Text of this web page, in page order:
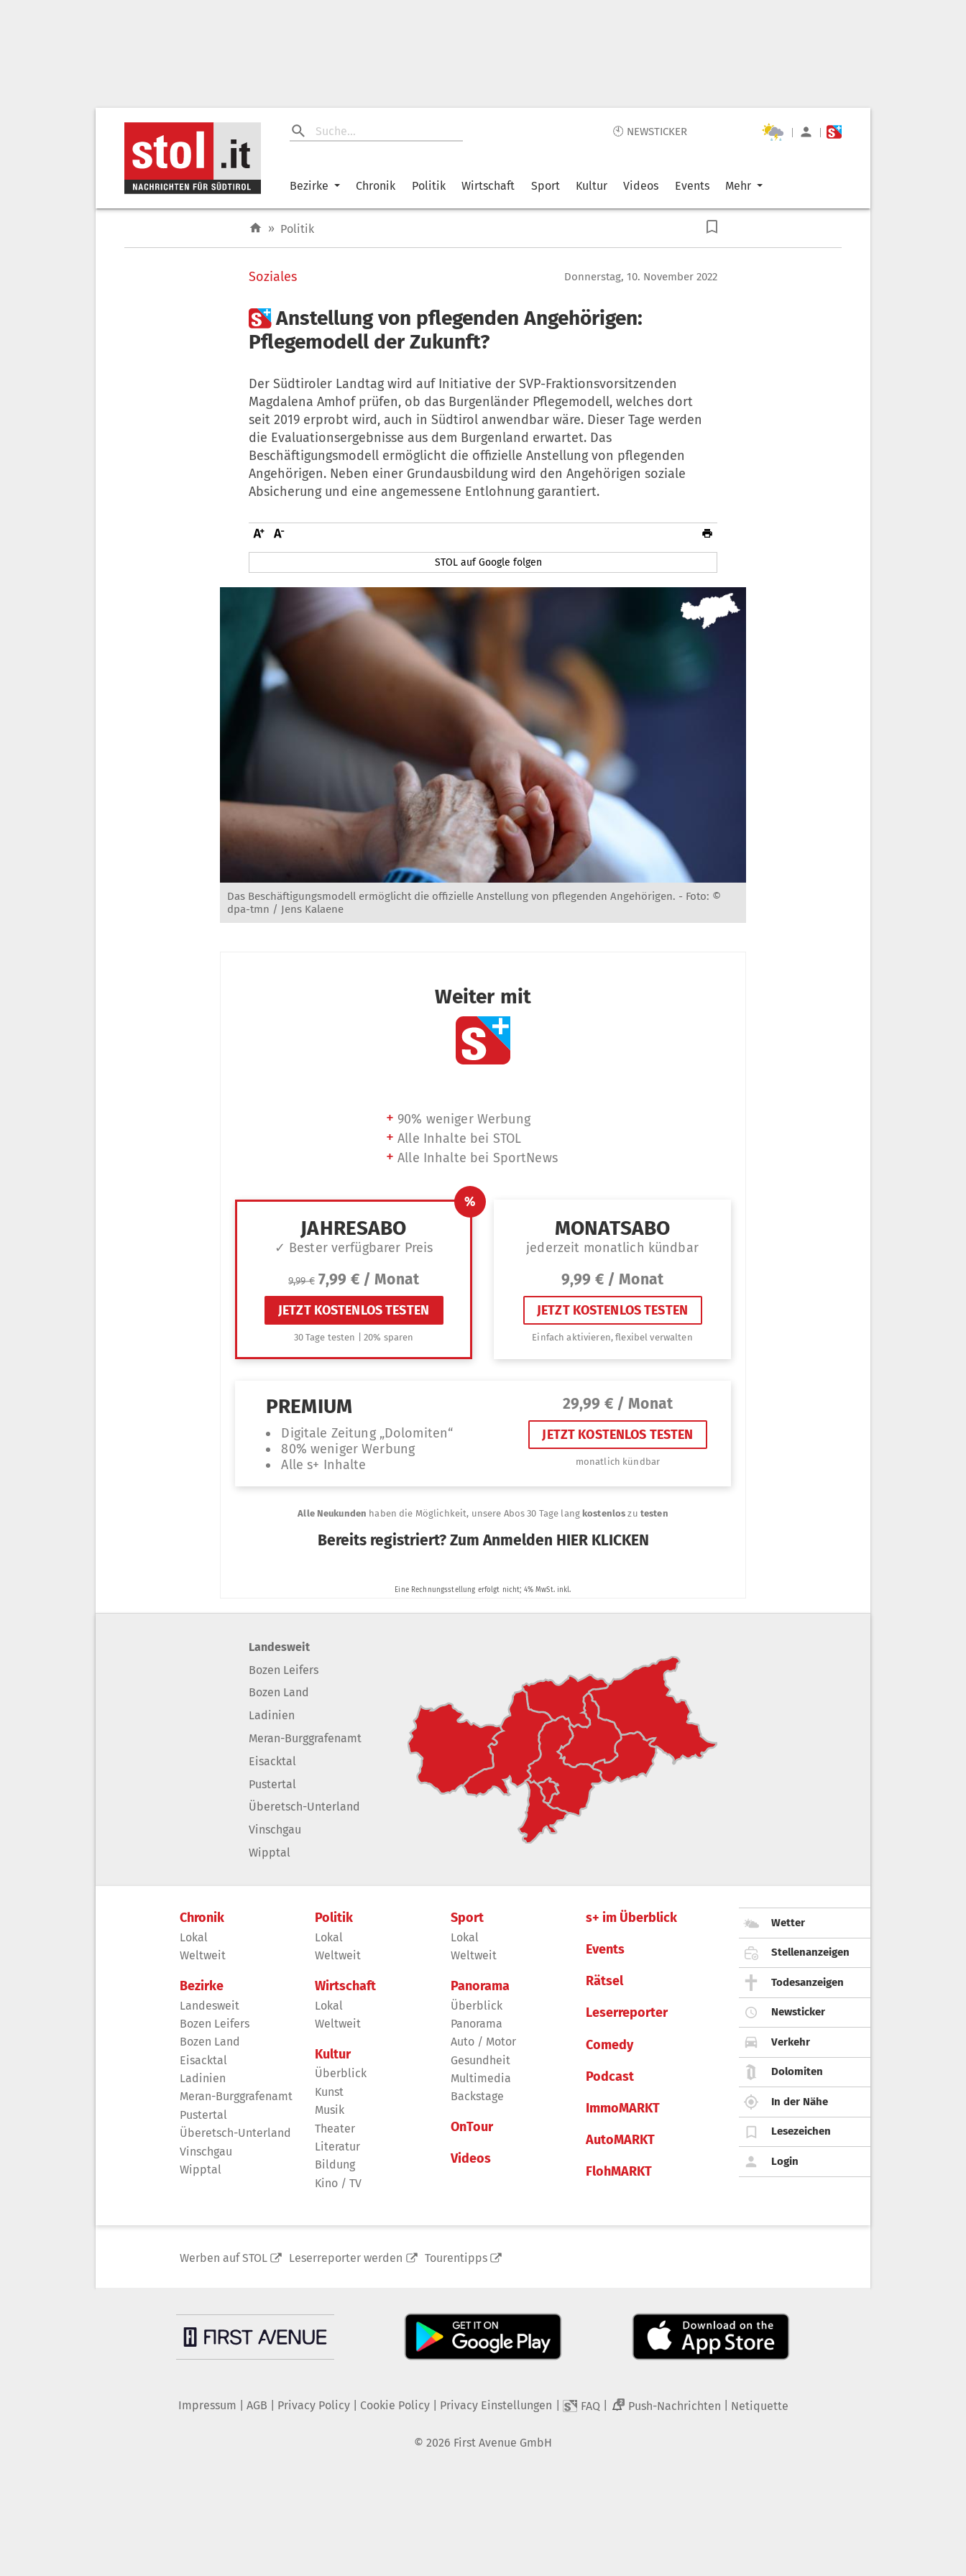
🕙 NEWSTICKER | |
Bezirke Chronik Politik Wirtschaft Sport Kultur Videos Events Mehr
» Politik
Soziales Donnerstag, 10. November 2022
Anstellung von pflegenden Angehörigen:
Pflegemodell der Zukunft?
Der Südtiroler Landtag wird auf Initiative der SVP-Fraktionsvorsitzenden
Magdalena Amhof prüfen, ob das Burgenländer Pflegemodell, welches dort
seit 2019 erprobt wird, auch in Südtirol anwendbar wäre. Dieser Tage werden
die Evaluationsergebnisse aus dem Burgenland erwartet. Das
Beschäftigungsmodell ermöglicht die offizielle Anstellung von pflegenden
Angehörigen. Neben einer Grundausbildung wird den Angehörigen soziale
Absicherung und eine angemessene Entlohnung garantiert.
STOL auf Google folgen
Das Beschäftigungsmodell ermöglicht die offizielle Anstellung von pflegenden Angehörigen. - Foto: ©
dpa-tmn / Jens Kalaene
Landesweit
Bozen Leifers
Bozen Land
Ladinien
Meran-Burggrafenamt
Eisacktal
Pustertal
Überetsch-Unterland
Vinschgau
Wipptal
Chronik
Lokal
Weltweit
Bezirke
Landesweit
Bozen Leifers
Bozen Land
Eisacktal
Ladinien
Meran-Burggrafenamt
Pustertal
Überetsch-Unterland
Vinschgau
Wipptal
Politik
Lokal
Weltweit
Wirtschaft
Lokal
Weltweit
Kultur
Überblick
Kunst
Musik
Theater
Literatur
Bildung
Kino / TV
Sport
Lokal
Weltweit
Panorama
Überblick
Panorama
Auto / Motor
Gesundheit
Multimedia
Backstage
OnTour
Videos
s+ im Überblick
Events
Rätsel
Leserreporter
Comedy
Podcast
ImmoMARKT
AutoMARKT
FlohMARKT
Wetter
Stellenanzeigen
Todesanzeigen
Newsticker
Verkehr
Dolomiten
In der Nähe
Lesezeichen
Login
Werben auf STOL Leserreporter werden Tourentipps
Impressum AGB Privacy Policy| Cookie Policy| Privacy Einstellungen FAQ 2 Push-Nachrichten Netiquette
© 2026 First Avenue GmbH